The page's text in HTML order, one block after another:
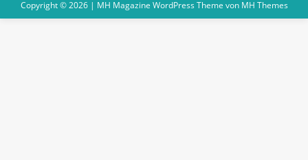
Copyright © 2026 | MH Magazine WordPress Theme von MH Themes